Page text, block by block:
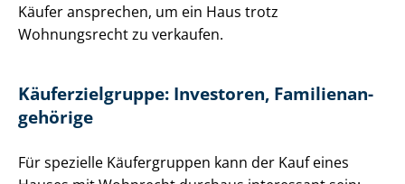
Käufer ansprechen, um ein Haus trotz
Wohnungsrecht zu verkaufen.
Käu­fer­ziel­grup­pe: Investoren, Fa­mi­li­en­an­
ge­hö­ri­ge
Für spezielle Käufergruppen kann der Kauf eines